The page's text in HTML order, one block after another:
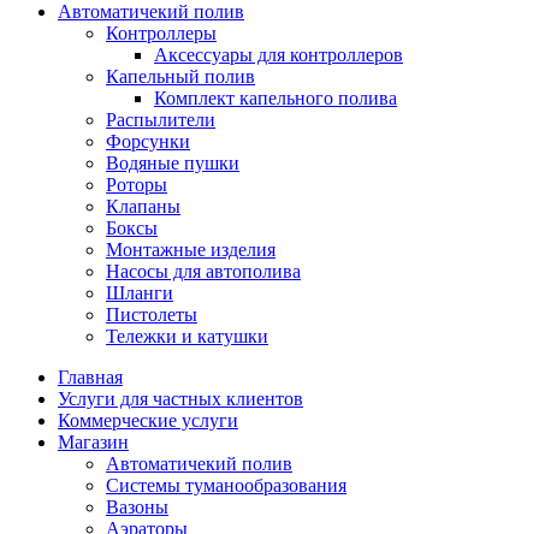
Автоматичекий полив
Контроллеры
Аксессуары для контроллеров
Капельный полив
Комплект капельного полива
Распылители
Форсунки
Водяные пушки
Роторы
Клапаны
Боксы
Монтажные изделия
Насосы для автополива
Шланги
Пистолеты
Тележки и катушки
Главная
Услуги для частных клиентов
Коммерческие услуги
Магазин
Автоматичекий полив
Системы туманообразования
Вазоны
Аэраторы